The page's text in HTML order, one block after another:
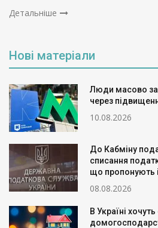
Детальніше
Нові матеріали
Люди масово
через
10.08.2026
До Кабміну
списання
що пропонують
08.08.2026
В Україні